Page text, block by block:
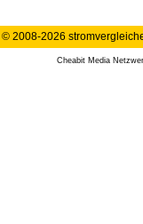
© 2008-2026
Cheabit Media